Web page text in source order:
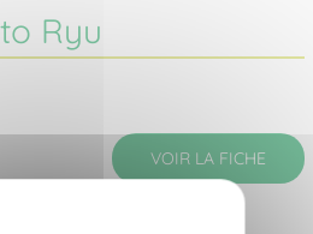
Ryu
VOIR LA FICHE